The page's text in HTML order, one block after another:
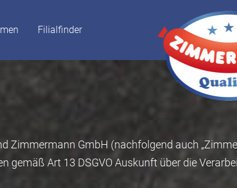
Filialfinder
Zimmermann GmbH (nachfolgend auch
gemäß Art 13 DSGVO Auskunft über die